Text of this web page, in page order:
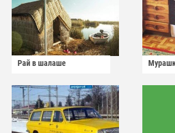
Рай в шалаше